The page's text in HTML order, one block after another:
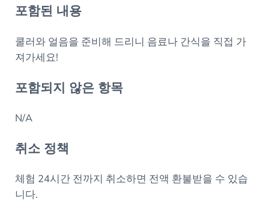
포함된 내용
쿨러와 얼음을 준비해 드리니 음료나 간식을 직접 가
져가세요!
포함되지 않은 항목
N/A
취소 정책
체험 24시간 전까지 취소하면 전액 환불받을 수 있습
니다.